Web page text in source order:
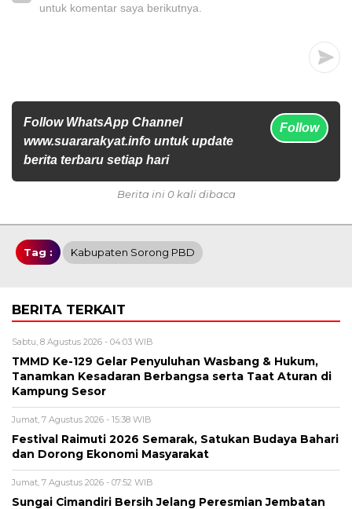
untuk komentar saya berikutnya.
Follow WhatsApp Channel
www.suararakyat.info untuk update
berita terbaru setiap hari
Follow
Berita ini 0 kali dibaca
Tag : Kabupaten Sorong PBD
BERITA TERKAIT
Sabtu, 8 Agustus 2026 - 04:03 WIB
TMMD Ke-129 Gelar Penyuluhan Wasbang & Hukum,
Tanamkan Kesadaran Berbangsa serta Taat Aturan di
Kampung Sesor
Jumat, 7 Agustus 2026 - 15:38 WIB
Festival Raimuti 2026 Semarak, Satukan Budaya Bahari
dan Dorong Ekonomi Masyarakat
Jumat, 7 Agustus 2026 - 07:52 WIB
Sungai Cimandiri Bersih Jelang Peresmian Jembatan